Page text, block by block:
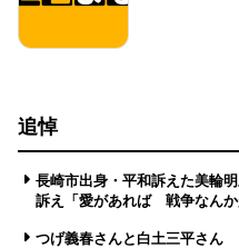
追悼
長崎市出身・平和訴えた美輪
訴え「愛があれば 戦争なんか
つげ義春さんと白土三平さん